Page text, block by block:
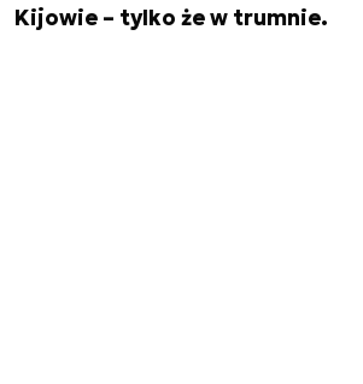
Kijowie – tylko że w trumnie.